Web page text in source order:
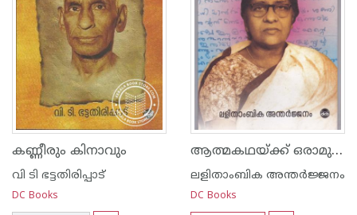
കണ്ണീരും കിനാവും
വി ടി ഭട്ടതിരിപ്പാട്‌
DC Books
ആത്മകഥയ്ക്ക് ഒരാമുഖം
ലളിതാംബിക അന്തര്‍ജ്ജനം
DC Books